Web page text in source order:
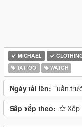
MICHAEL
TATTOO
WATCH
Ngày tải lên: Tuần
Sắp xếp theo: Xếp